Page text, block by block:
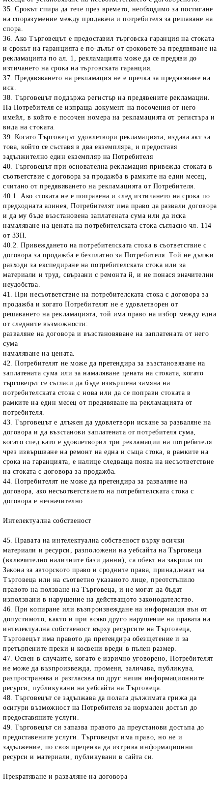
35. Срокът спира да тече през времето, необходимо за постигане
на споразумение между продавача и потребителя за решаване на
спора.
36. Ако Търговецът е предоставил търговска гаранция на стоката
и срокът на гаранцията е по-дълъг от сроковете за предявяване на
рекламацията по ал. 1, рекламацията може да се предяви до
изтичането на срока на търговската гаранция.
37. Предявяването на рекламация не е пречка за предявяване на
иск.
38. Търговецът поддържа регистър на предявените рекламации.
На Потребителя се изпраща документ на посочения от него
имейл, в който е посочен номера на рекламацията от регистъра и
вида на стоката.
39. Когато Търговецът удовлетвори рекламацията, издава акт за
това, който се съставя в два екземпляра, и предоставя
задължително един екземпляр на Потребителя
40. Търговецът при основателна рекламация привежда стоката в
съответствие с договора за продажба в рамките на един месец,
считано от предявяването на рекламацията от Потребителя.
40.1. Ако стоката не е поправена и след изтичането на срока по
предходната алинея, Потребителят има право да развали договора
и да му бъде възстановена заплатената сума или да иска
намаляване на цената на потребителската стока съгласно чл. 114
от ЗЗП.
40.2. Привеждането на потребителската стока в съответствие с
договора за продажба е безплатно за Потребителя. Той не дължи
разходи за експедиране на потребителската стока или за
материали и труд, свързани с ремонта й, и не понася значителни
неудобства.
41. При несъответствие на потребителската стока с договора за
продажба и когато Потребителят не е удовлетворен от
решаването на рекламацията, той има право на избор между една
от следните възможности:
разваляне на договора и възстановяване на заплатената от него
сума
намаляване на цената.
42. Потребителят не може да претендира за възстановяване на
заплатената сума или за намаляване цената на стоката, когато
търговецът се съгласи да бъде извършена замяна на
потребителската стока с нова или да се поправи стоката в
рамките на един месец от предявяване на рекламацията от
потребителя.
43. Търговецът е длъжен да удовлетвори искане за разваляне на
договора и да възстанови заплатената от потребителя сума,
когато след като е удовлетворил три рекламации на потребителя
чрез извършване на ремонт на една и съща стока, в рамките на
срока на гаранцията, е налице следваща поява на несъответствие
на стоката с договора за продажба.
44. Потребителят не може да претендира за разваляне на
договора, ако несъответствието на потребителската стока с
договора е незначително.
Интелектуална собственост
45. Правата на интелектуална собственост върху всички
материали и ресурси, разположени на уебсайта на Търговеца
(включително наличните бази данни), са обект на закрила по
Закона за авторското право и сродните права, принадлежат на
Търговеца или на съответно указаното лице, преотстъпило
правото на ползване на Търговеца, и не могат да бъдат
използвани в нарушение на действащото законодателство.
46. При копиране или възпроизвеждане на информация вън от
допустимото, както и при всяко друго нарушение на правата на
интелектуална собственост върху ресурсите на Търговеца,
Търговецът има правото да претендира обезщетение и за
претърпените преки и косвени вреди в пълен размер.
47. Освен в случаите, когато е изрично уговорено, Потребителят
не може да възпроизвежда, променя, заличава, публикува,
разпространява и разгласява по друг начин информационните
ресурси, публикувани на уебсайта на Търговеца.
48. Търговецът се задължава да полага дължимата грижа да
осигури възможност на Потребителя за нормален достъп до
предоставяните услуги.
49. Търговецът си запазва правото да преустанови достъпа до
предоставените услуги. Търговецът има право, но не и
задължение, по своя преценка да изтрива информационни
ресурси и материали, публикувани в сайта си.
Прекратяване и разваляне на договора